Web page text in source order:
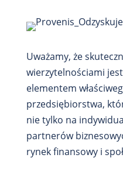
Uważamy, że
wierzytelnościami
elementem
przedsiębiorstwa,
nie tylko na
partnerów
rynek finansowy i